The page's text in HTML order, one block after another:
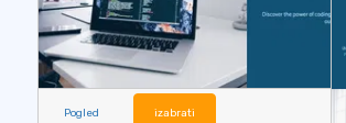
Pogled izabrati